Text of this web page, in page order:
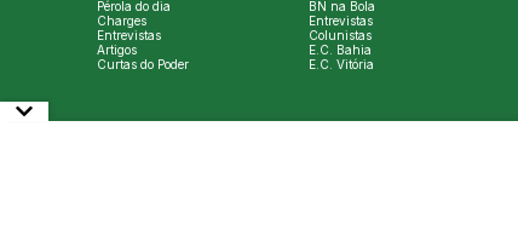
Pérola do dia
Charges
Entrevistas
Artigos
Curtas do Poder
BN na Bola
Entrevistas
Colunistas
E.C. Bahia
E.C. Vitória